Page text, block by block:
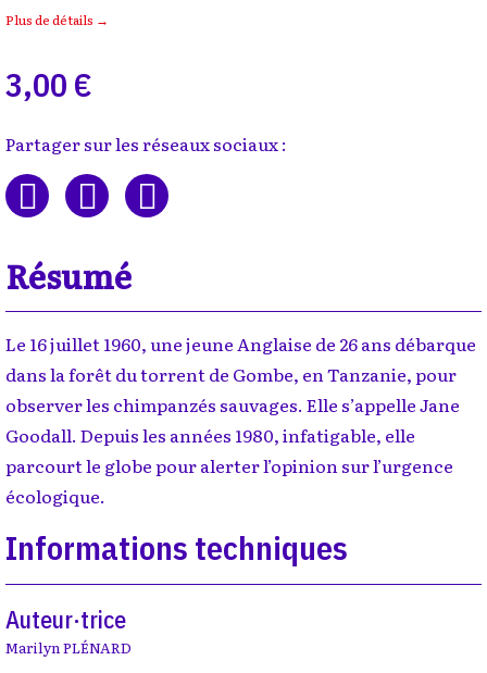
Plus de détails →
3,00 €
Partager sur les réseaux sociaux :
Résumé
Le 16 juillet 1960, une jeune Anglaise de 26 ans débarque
dans la forêt du torrent de Gombe, en Tanzanie, pour
observer les chimpanzés sauvages. Elle s’appelle Jane
Goodall. Depuis les années 1980, infatigable, elle
parcourt le globe pour alerter l’opinion sur l’urgence
écologique.
Informations techniques
Auteur·trice
Marilyn PLÉNARD